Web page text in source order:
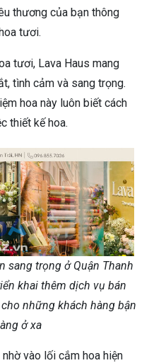
thương của bạn thông
tươi.
tươi, Lava Haus mang
tình cảm và sang trọng.
hoa này luôn biết cách
thiết kế hoa.
sang trọng ở Quận Thanh
khai thêm dịch vụ bán
những khách hàng bận
ở xa
vào lối cắm hoa hiện